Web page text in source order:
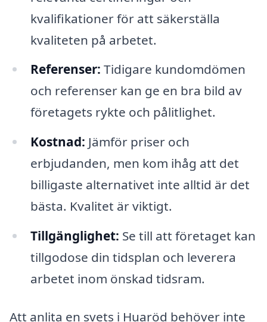
kvalifikationer för att säkerställa
kvaliteten på arbetet.
Referenser: Tidigare kundomdömen
och referenser kan ge en bra bild av
företagets rykte och pålitlighet.
Kostnad: Jämför priser och
erbjudanden, men kom ihåg att det
billigaste alternativet inte alltid är det
bästa. Kvalitet är viktigt.
Tillgänglighet: Se till att företaget kan
tillgodose din tidsplan och leverera
arbetet inom önskad tidsram.
Att anlita en svets i Huaröd behöver inte